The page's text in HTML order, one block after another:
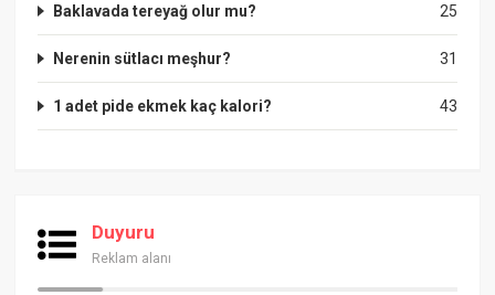
25
Baklavada tereyağ olur mu?
31
Nerenin sütlacı meşhur?
43
1 adet pide ekmek kaç kalori?
Duyuru
Reklam alanı